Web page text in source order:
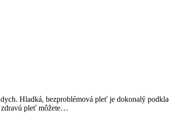
Hladká, bezproblémová pleť je dokonalý
zdravú pleť môžete…